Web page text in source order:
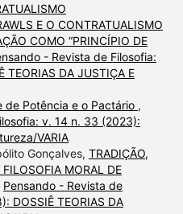
E O CONTRATUALISMO
COMO “PRINCÍPIO DE
- Revista de Filosofia:
DA JUSTIÇA E
de Potência e o Pactário ,
v. 14 n. 33 (2023):
VARIA
Gonçalves, TRADIÇÃO,
MORAL DE
Pensando - Revista de
DOSSIÊ TEORIAS DA